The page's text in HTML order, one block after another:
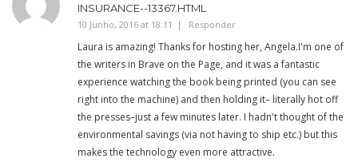
INSURANCE--13367.HTML
10 Junho, 2016 at 18:11 Responder
Laura is amazing! Thanks for hosting her, Angela.I'm one of
the writers in Brave on the Page, and it was a fantastic
experience watching the book being printed (you can see
right into the machine) and then holding it– literally hot off
the presses–just a few minutes later. I hadn't thought of the
environmental savings (via not having to ship etc.) but this
makes the technology even more attractive.